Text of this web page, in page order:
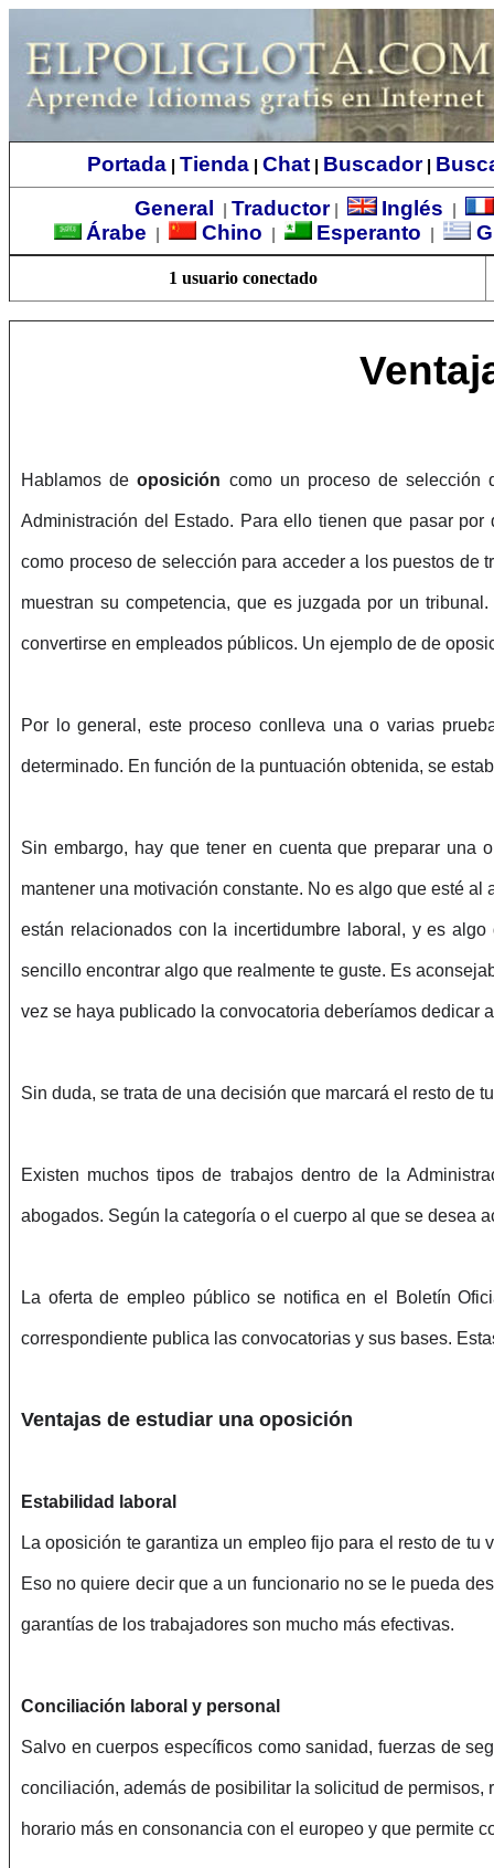
Portada Tienda Chat Buscador|
General
Traductor| Inglés
Árabe Chino Esperanto
1 usuario conectado
Hablamos deoposición como un proceso de selección
Administración del Estado. Para ello tienen que pasar
como proceso de selección para acceder a los puestos de
muestran su competencia, que es juzgada por un tribunal .
convertirse en empleados públicos. Un ejemplo de de
Por lo general, este proceso conlleva una o varias
determinado. En función de la puntuación obtenida, se
Sin embargo, hay que tener en cuenta que preparar una
mantener una motivación constante. No es algo que esté
están relacionados con la incertidumbre laboral, y es
sencillo encontrar algo que realmente te guste. Es
vez se haya publicado la convocatoria deberíamos dedicar
Sin duda, se trata de una decisión que marcará el resto de
Existen muchos tipos de trabajos dentro de la
abogados. Según la categoría o el cuerpo al que se desea
La oferta de empleo público se notifica en el Boletín
correspondiente publica las convocatorias y sus bases.
Ventajas de estudiar una oposición
Estabilidad laboral
La oposición te garantiza un empleo fijo para el resto de
Eso no quiere decir que a un funcionario no se le pueda
garantías de los trabajadores son mucho más efectivas.
Conciliación laboral y personal
Salvo en cuerpos específicos como sanidad, fuerzas de
conciliación, además de posibilitar la solicitud de
horario más en consonancia con el europeo y que permite